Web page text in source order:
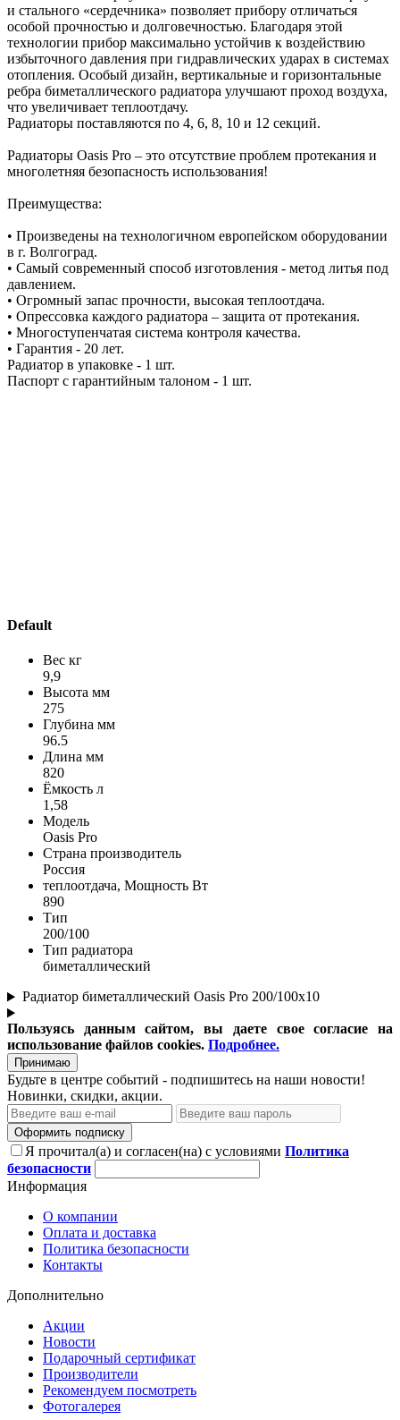
и стального «сердечника» позволяет прибору отличаться
особой прочностью и долговечностью. Благодаря этой
технологии прибор максимально устойчив к воздействию
избыточного давления при гидравлических ударах в системах
отопления. Особый дизайн, вертикальные и горизонтальные
ребра биметаллического радиатора улучшают проход воздуха,
что увеличивает теплоотдачу.
Радиаторы поставляются по 4, 6, 8, 10 и 12 секций.
Радиаторы Oasis Pro – это отсутствие проблем протекания и
многолетняя безопасность использования!
Преимущества:
• Произведены на технологичном европейском оборудовании
в г. Волгоград.
• Самый современный способ изготовления - метод литья под
давлением.
• Огромный запас прочности, высокая теплоотдача.
• Опрессовка каждого радиатора – защита от протекания.
• Многоступенчатая система контроля качества.
• Гарантия - 20 лет.
Радиатор в упаковке - 1 шт.
Паспорт с гарантийным талоном - 1 шт.
Default
Вес кг
9,9
Высота мм
275
Глубина мм
96.5
Длина мм
820
Ёмкость л
1,58
Модель
Oasis Pro
Страна производитель
Россия
теплоотдача, Мощность Вт
890
Тип
200/100
Тип радиатора
биметаллический
Радиатор биметаллический Oasis Pro 200/100х10
Пользуясь данным сайтом, вы даете свое согласие на
использование файлов cookies. Подробнее.
Принимаю
Будьте в центре событий - подпишитесь на наши новости!
Новинки, скидки, акции.
Оформить подписку
Я прочитал(а) и согласен(на) с условиями Политика
безопасности
Информация
О компании
Оплата и доставка
Политика безопасности
Контакты
Дополнительно
Акции
Новости
Подарочный сертификат
Производители
Рекомендуем посмотреть
Фотогалерея